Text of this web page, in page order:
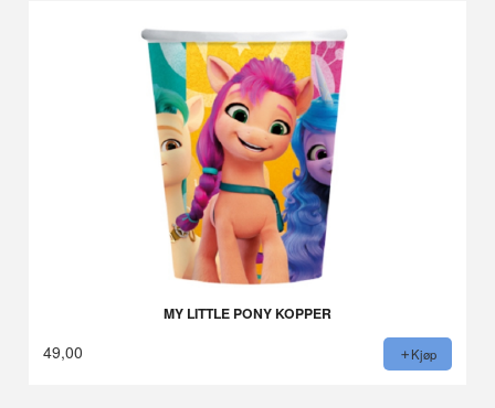
MY LITTLE PONY KOPPER
49,00 Kjøp